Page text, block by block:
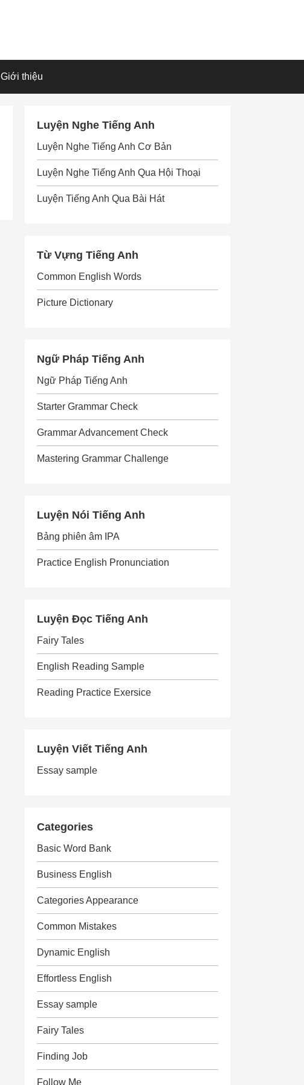
Giới thiệu
Luyện Nghe Tiếng Anh
Luyện Nghe Tiếng Anh Cơ Bản
Luyện Nghe Tiếng Anh Qua Hội Thoại
Luyện Tiếng Anh Qua Bài Hát
Từ Vựng Tiếng Anh
Common English Words
Picture Dictionary
Ngữ Pháp Tiếng Anh
Ngữ Pháp Tiếng Anh
Starter Grammar Check
Grammar Advancement Check
Mastering Grammar Challenge
Luyện Nói Tiếng Anh
Bảng phiên âm IPA
Practice English Pronunciation
Luyện Đọc Tiếng Anh
Fairy Tales
English Reading Sample
Reading Practice Exersice
Luyện Viết Tiếng Anh
Essay sample
Categories
Basic Word Bank
Business English
Categories Appearance
Common Mistakes
Dynamic English
Effortless English
Essay sample
Fairy Tales
Finding Job
Follow Me